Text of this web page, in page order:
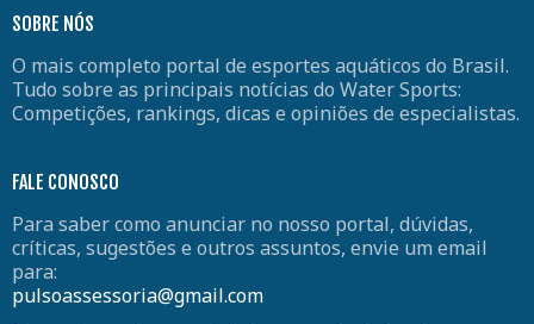
SOBRE NÓS
O mais completo portal de esportes aquáticos do Brasil.
Tudo sobre as principais notícias do Water Sports:
Competições, rankings, dicas e opiniões de especialistas.
FALE CONOSCO
Para saber como anunciar no nosso portal, dúvidas,
críticas, sugestões e outros assuntos, envie um email
para:
pulsoassessoria@gmail.com